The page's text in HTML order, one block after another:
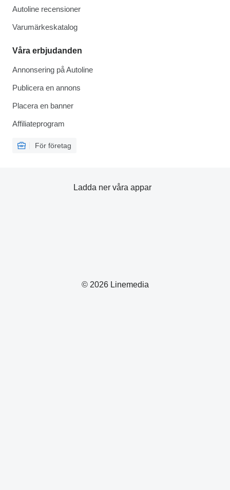
Autoline recensioner
Varumärkeskatalog
Våra erbjudanden
Annonsering på Autoline
Publicera en annons
Placera en banner
Affiliateprogram
För företag
© 2026 Linemedia
Ladda ner våra appar